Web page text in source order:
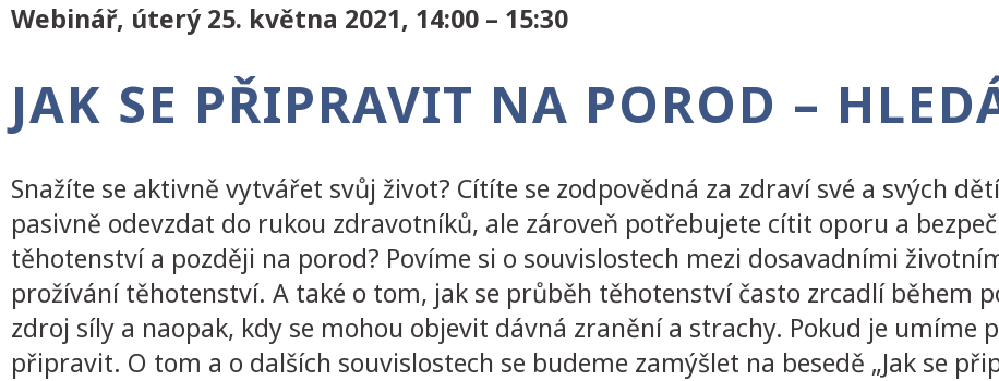
Webinář, úterý 25. května 2021, 14:00 – 15:30
JAK SE PŘIPRAVIT NA POROD –
Snažíte se aktivně vytvářet svůj život? Cítíte se zodpovědná za zdraví své a svých
pasivně odevzdat do rukou zdravotníků, ale zároveň potřebujete cítit oporu a
těhotenství a později na porod? Povíme si o souvislostech mezi dosavadními
prožívání těhotenství. A také o tom, jak se průběh těhotenství často zrcadlí během
zdroj síly a naopak, kdy se mohou objevit dávná zranění a strachy. Pokud je umíme
připravit. O tom a o dalších souvislostech se budeme zamýšlet na besedě „Jak se